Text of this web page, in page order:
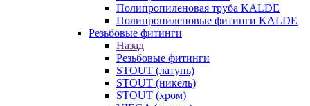
Полипропиленовая труба KALDE
Полипропиленовые фитинги KALDE
Резьбовые фитинги
Назад
Резьбовые фитинги
STOUT (латунь)
STOUT (никель)
STOUT (хром)